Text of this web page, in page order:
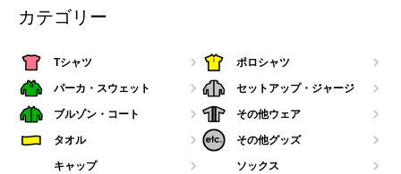
カテゴリー
Tシャツ ポロシャツ
パーカ・スウェット セットアップ・ジャージ
ブルゾン・コート その他ウェア
タオル その他グッズ
キャップ ソックス